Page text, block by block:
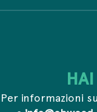
*
z
l
v
Per informazioni